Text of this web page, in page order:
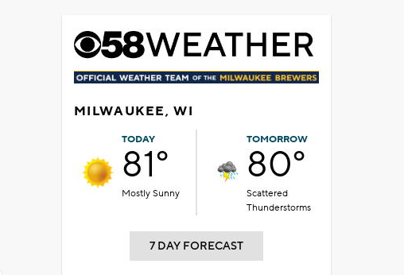
MILWAUKEE, WI
TODAY
81°
Mostly Sunny
TOMORROW
80°
Scattered
Thunderstorms
7 DAY FORECAST